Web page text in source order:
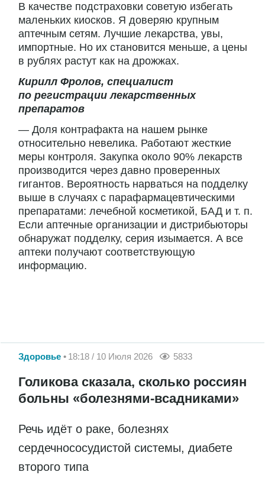
В качестве подстраховки советую избегать
маленьких киосков. Я доверяю крупным
аптечным сетям. Лучшие лекарства, увы,
импортные. Но их становится меньше, а цены
в рублях растут как на дрожжах.
Кирилл Фролов, специалист
по регистрации лекарственных
препаратов
— Доля контрафакта на нашем рынке
относительно невелика. Работают жесткие
меры контроля. Закупка около 90% лекарств
производится через давно проверенных
гигантов. Вероятность нарваться на подделку
выше в случаях с парафармацевтическими
препаратами: лечебной косметикой, БАД и т. п.
Если аптечные организации и дистрибьюторы
обнаружат подделку, серия изымается. А все
аптеки получают соответствующую
информацию.
Здоровье 18:18 / 10 Июля 2026 5833
Голикова сказала, сколько россиян
больны «болезнями-всадниками»
Речь идёт о раке, болезнях
сердечнососудистой системы, диабете
второго типа